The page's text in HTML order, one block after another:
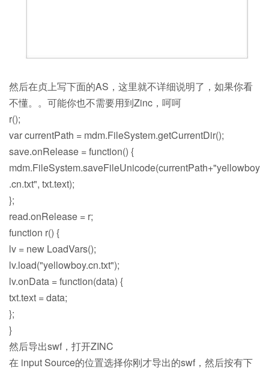
然后在贞上写下面的AS，这里就不详细说明了，如果你看
不懂。。可能你也不需要用到Zinc，呵呵
r();
var currentPath = mdm.FileSystem.getCurrentDir();
save.onRelease = function() {
mdm.FileSystem.saveFileUnicode(currentPath+"yellowboy
.cn.txt", txt.text);
};
read.onRelease = r;
function r() {
lv = new LoadVars();
lv.load("yellowboy.cn.txt");
lv.onData = function(data) {
txt.text = data;
};
}
然后导出swf，打开ZINC
在 input Source的位置选择你刚才导出的swf，然后按有下